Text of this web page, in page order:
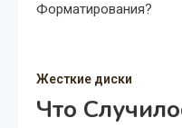
Форматирования?
Жесткие диски
Что